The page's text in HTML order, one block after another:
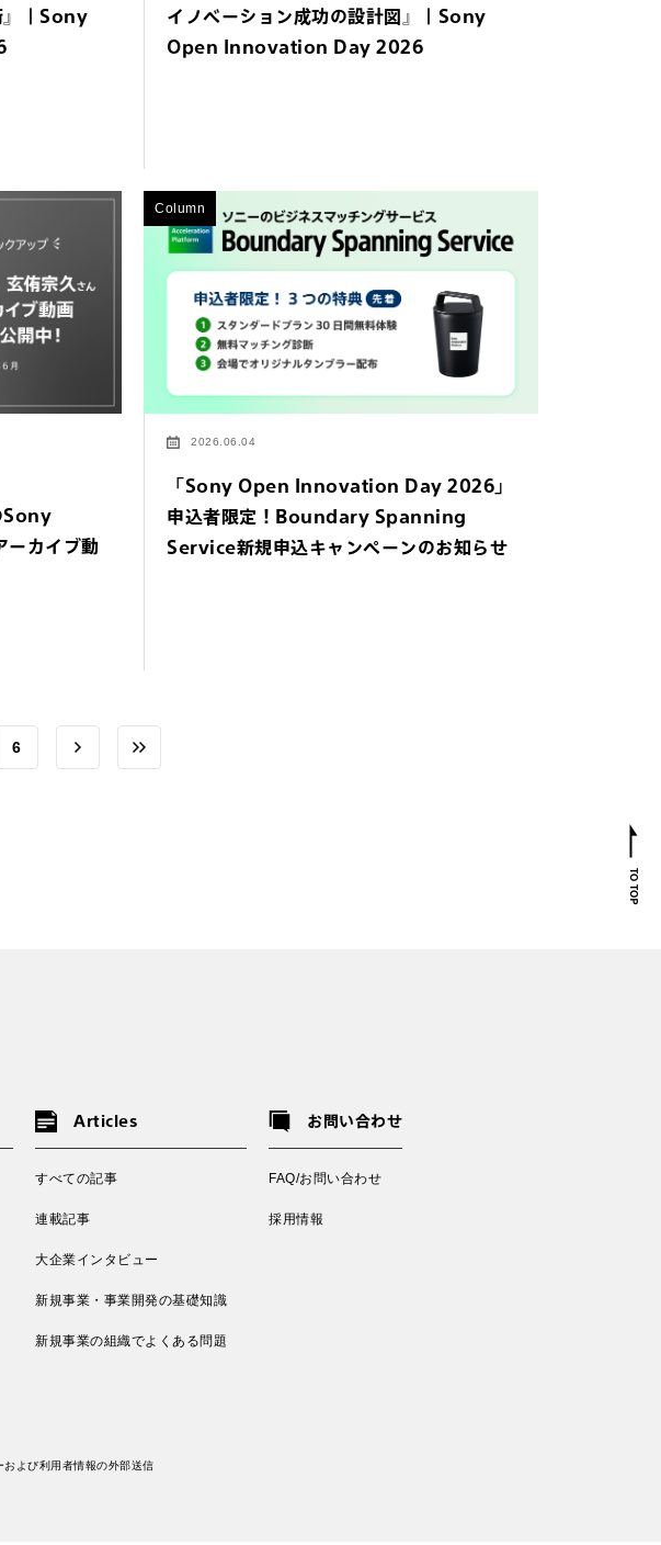
』｜Sony
イノベーション成功の設計図』｜Sony
Open Innovation Day 2026
Sony
カイブ動
Column
2026.06.04
「Sony Open Innovation Day 2026」
申込者限定！Boundary Spanning
Service新規申込キャンペーンのお知らせ
6
願いします（外部サイトにジャンプしま
Articles
すべての記事
連載記事
大企業インタビュー
新規事業・事業開発の基礎知識
新規事業の組織でよくある問題
お問い合わせ
FAQ/お問い合わせ
採用情報
よび利用者情報の外部送信